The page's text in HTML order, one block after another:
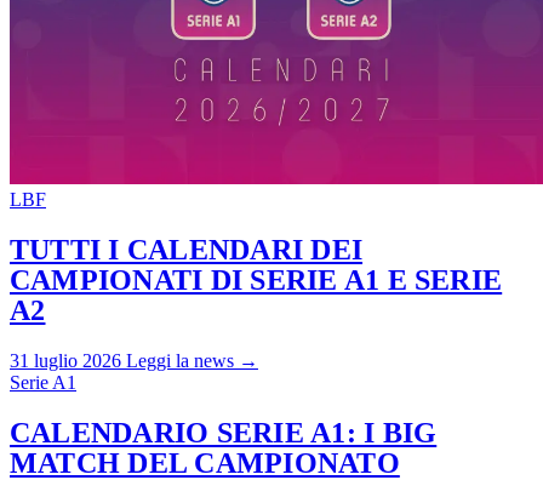
LBF
TUTTI I CALENDARI DEI
CAMPIONATI DI SERIE A1 E SERIE
A2
31 luglio 2026 Leggi la news →
Serie A1
CALENDARIO SERIE A1: I BIG
MATCH DEL CAMPIONATO